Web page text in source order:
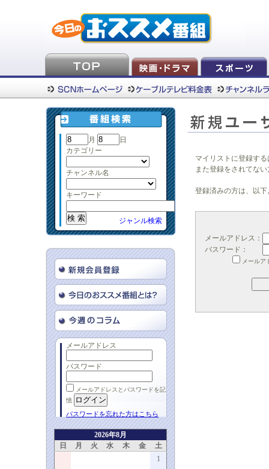
月
日
カテゴリー
チャンネル名
キーワード
ジャンル検索
メールアドレス
パスワード
メールアドレスとパスワードを記
憶
パスワードを忘れた方はこちら
2026年8月
日
月 火 水 木 金
土
1
マイリストに登録す
また登録をされてな
登録済みの方は、以
メールアドレス：
パスワード：
メールア